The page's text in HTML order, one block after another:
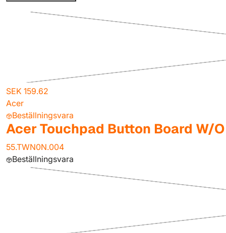
SEK 159.62
Acer
Beställningsvara
Acer Touchpad Button Board W/
55.TWN0N.004
Beställningsvara